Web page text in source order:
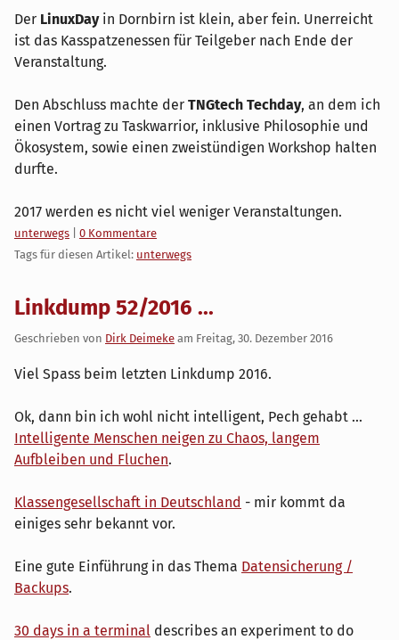
Der LinuxDayin Dornbirn ist klein, aber fein. Unerreicht
ist das Kasspatzenessen für Teilgeber nach Ende der
Veranstaltung.
Den Abschluss machte der TNGtech Techday, an dem ich
einen Vortrag zu Taskwarrior, inklusive Philosophie und
Ökosystem, sowie einen zweistündigen Workshop halten
durfte.
2017 werden es nicht viel weniger Veranstaltungen.
Kategorien:
unterwegs
0 Kommentare
Tags für diesen Artikel: unterwegs
Linkdump 52/2016 ...
Geschrieben von Dirk Deimeke am Freitag, 30. Dezember 2016
Viel Spass beim letzten Linkdump 2016.
Ok, dann bin ich wohl nicht intelligent, Pech gehabt ...
Intelligente Menschen neigen zu Chaos, langem
Aufbleiben und Fluchen.
Klassengesellschaft in Deutschland - mir kommt da
einiges sehr bekannt vor.
Eine gute Einführung in das Thema Datensicherung /
Backups.
30 days in a terminal describes an experiment to do